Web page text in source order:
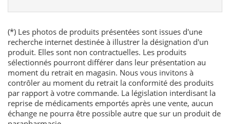
(*) Les photos de produits présentées sont issues d'une
recherche internet destinée à illustrer la désignation d'un
produit. Elles sont non contractuelles. Les produits
sélectionnés pourront différer dans leur présentation au
moment du retrait en magasin. Nous vous invitons à
contrôler au moment du retrait la conformité des produits
par rapport à votre commande. La législation interdisant la
reprise de médicaments emportés après une vente, aucun
échange ne pourra être possible autre que sur un produit de